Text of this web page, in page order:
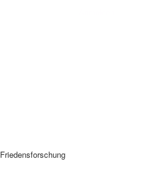
Friedensforschung